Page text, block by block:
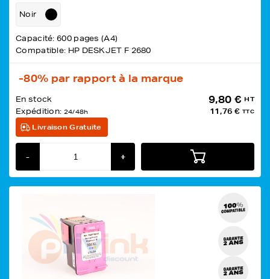
Noir
Capacité: 600 pages (A4)
Compatible: HP DESKJET F 2680
-80% par rapport à la marque
En stock
Expédition: 24/48h
9,80 € HT
11,76 € TTC
Livraison Gratuite
- +